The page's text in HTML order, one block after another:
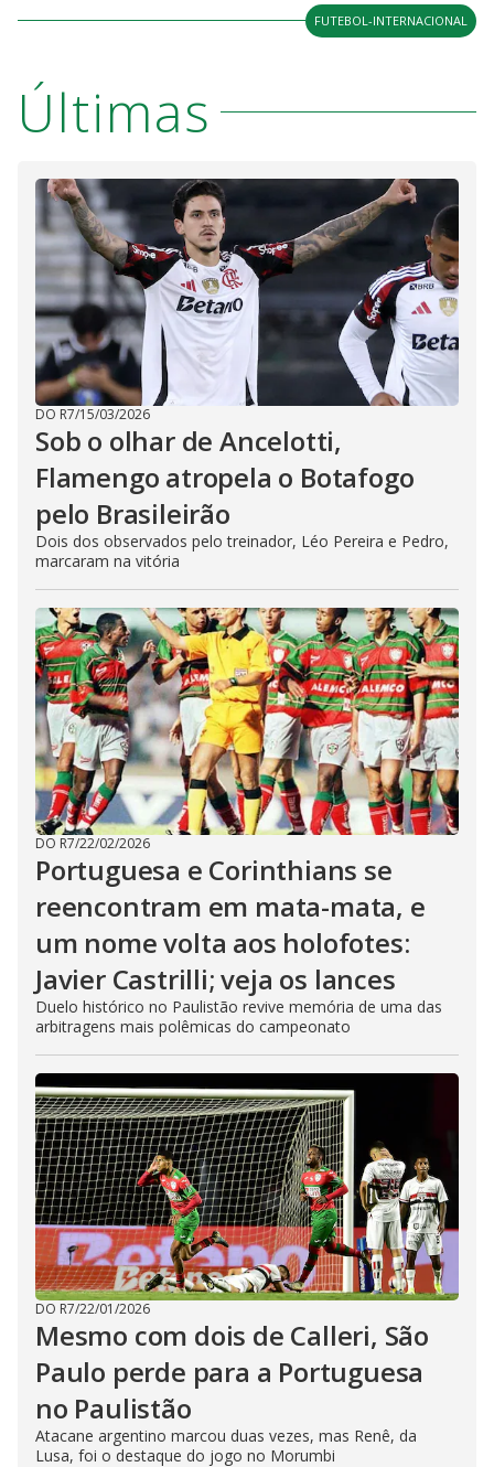
FUTEBOL-INTERNACIONAL
Últimas
DO R7/15/03/2026
Sob o olhar de Ancelotti,
Flamengo atropela o Botafogo
pelo Brasileirão
Dois dos observados pelo treinador, Léo Pereira e Pedro,
marcaram na vitória
DO R7/22/02/2026
Portuguesa e Corinthians se
reencontram em mata-mata, e
um nome volta aos holofotes:
Javier Castrilli; veja os lances
Duelo histórico no Paulistão revive memória de uma das
arbitragens mais polêmicas do campeonato
DO R7/22/01/2026
Mesmo com dois de Calleri, São
Paulo perde para a Portuguesa
no Paulistão
Atacane argentino marcou duas vezes, mas Renê, da
Lusa, foi o destaque do jogo no Morumbi